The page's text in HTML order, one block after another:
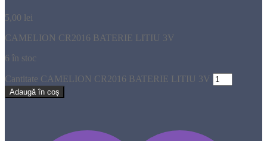
5,00 lei
CAMELION CR2016 BATERIE LITIU 3V
6 în stoc
Cantitate CAMELION CR2016 BATERIE LITIU 3V
Adaugă în coș